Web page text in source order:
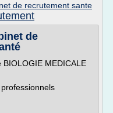
de recrutement sante
de
MEDICALE